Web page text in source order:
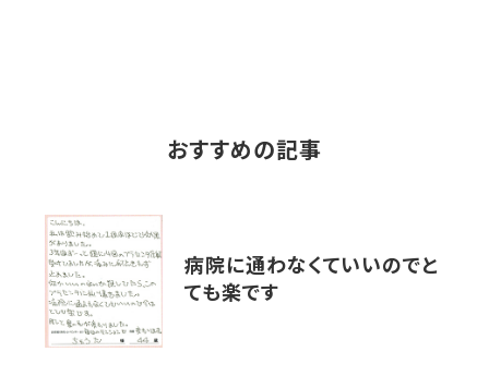
おすすめの記事
病院に通わなくていいのでと
ても楽です